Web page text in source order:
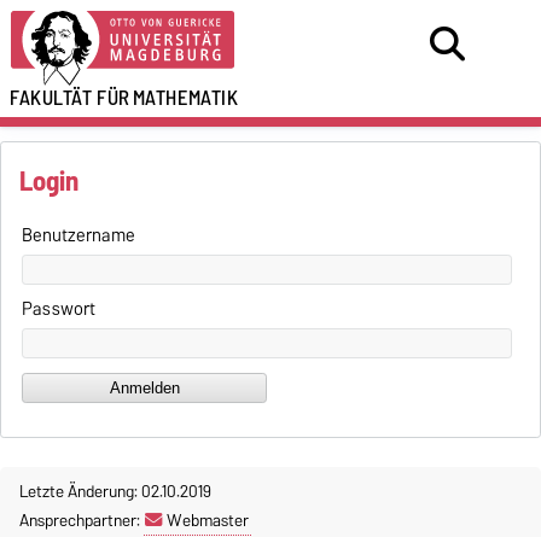
FAKULTÄT FÜRMATHEMATIK
Login
Benutzername
Passwort
Letzte Änderung: 02.10.2019
Ansprechpartner:
Webmaster